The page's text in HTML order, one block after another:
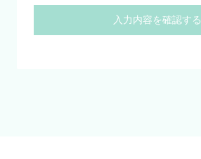
入力内容を確認する